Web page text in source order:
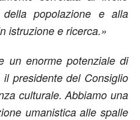
popolazione e alla
istruzione e ricerca.»
un enorme potenziale di
presidente del Consiglio
culturale. Abbiamo una
umanistica alle spalle